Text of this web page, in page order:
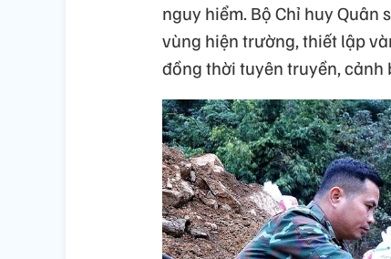
nguy hiểm. Bộ Chỉ huy Quân
vùng hiện trường, thiết lập
đồng thời tuyên truyền,